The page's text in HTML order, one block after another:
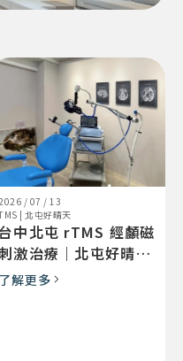
/ 07 / 13
| 北屯好晴天
台中北屯 rTMS 經顱磁
激治療｜北屯好晴天
身心診所（Magstim
了解更多